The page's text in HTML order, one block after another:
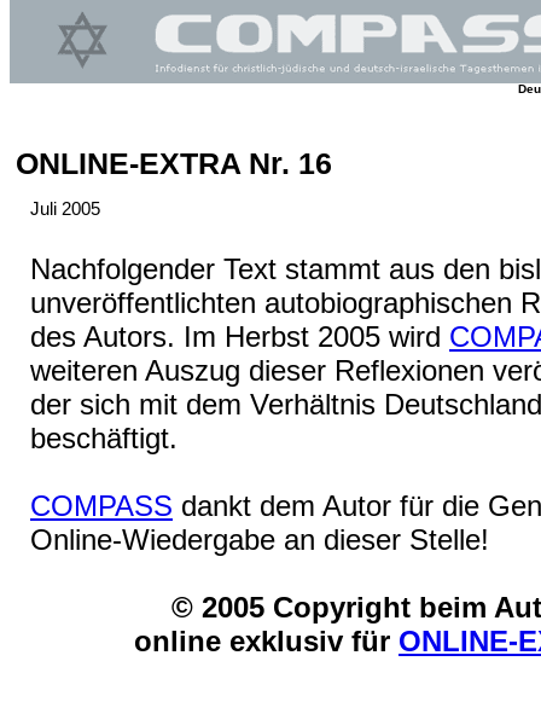
ONLINE-EXTRA Nr. 16
Juli 2005
Nachfolgender Text stammt aus den
unveröffentlichten autobiographischen
des Autors. Im Herbst 2005 wird
weiteren Auszug dieser Reflexionen
der sich mit dem Verhältnis
beschäftigt.
COMPASS dankt dem Autor für die
Online-Wiedergabe an dieser Stelle!
© 2005 Copyright beim
online exklusiv für ONLINE-